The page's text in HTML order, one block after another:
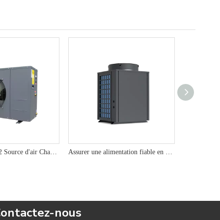
12 kW 380V R32 Source d'air Chauffeur d'eau à pompe à chaleur pour chauffage et refroidissement domestiques Assurer une alimentation fiable en eau chaude avec des pompes à chaleur à la source commerciale commerciale de 19 kW
nous